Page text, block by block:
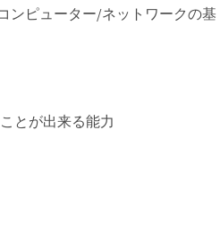
ンピューター/ネットワークの基
とが出来る能力